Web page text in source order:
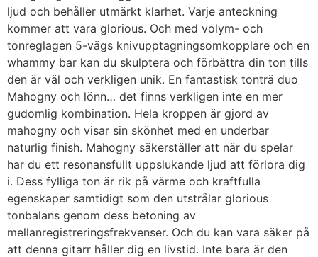
ljud och behåller utmärkt klarhet. Varje anteckning
kommer att vara glorious. Och med volym- och
tonreglagen 5-vägs knivupptagningsomkopplare och en
whammy bar kan du skulptera och förbättra din ton tills
den är väl och verkligen unik. En fantastisk tonträ duo
Mahogny och lönn… det finns verkligen inte en mer
gudomlig kombination. Hela kroppen är gjord av
mahogny och visar sin skönhet med en underbar
naturlig finish. Mahogny säkerställer att när du spelar
har du ett resonansfullt uppslukande ljud att förlora dig
i. Dess fylliga ton är rik på värme och kraftfulla
egenskaper samtidigt som den utstrålar glorious
tonbalans genom dess betoning av
mellanregistreringsfrekvenser. Och du kan vara säker på
att denna gitarr håller dig en livstid. Inte bara är den